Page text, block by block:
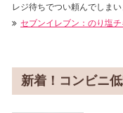
レジ待ちでつい頼んでしま
セブンイレブン：のり塩
新着！コンビニ